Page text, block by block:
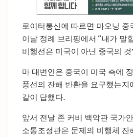
로이터통신에 따르면 마오닝 중
이날 정례 브리핑에서 “내가 말
비행선은 미국이 아닌 중국의
마 대변인은 중국이 미국 측에
풍선의 잔해 반환을 요구했는지
같이 답했다.
앞서 전날 존 커비 백악관 국가
소통조정관은 문제의 비행체 잔